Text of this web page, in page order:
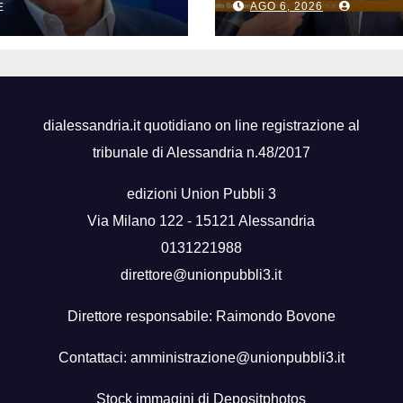
“Mantenuto
impegni presi”
AGO 6, 2026
dialessandria.it quotidiano on line registrazione al
tribunale di Alessandria n.48/2017
edizioni Union Pubbli 3
Via Milano 122 - 15121 Alessandria
0131221988
direttore@unionpubbli3.it
Direttore responsabile: Raimondo Bovone
Contattaci: amministrazione@unionpubbli3.it
Stock immagini di Depositphotos